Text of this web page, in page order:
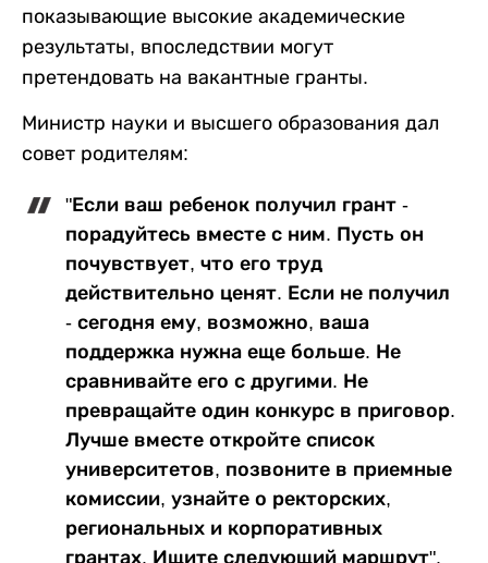
показывающие высокие академические
результаты, впоследствии могут
претендовать на вакантные гранты.
Министр науки и высшего образования дал
совет родителям:
"Если ваш ребенок получил грант -
порадуйтесь вместе с ним. Пусть он
почувствует, что его труд
действительно ценят. Если не получил
- сегодня ему, возможно, ваша
поддержка нужна еще больше. Не
сравнивайте его с другими. Не
превращайте один конкурс в приговор.
Лучше вместе откройте список
университетов, позвоните в приемные
комиссии, узнайте о ректорских,
региональных и корпоративных
грантах. Ищите следующий маршрут".